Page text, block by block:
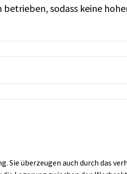
so­dass kei­ne
Sie überzeugen auch durch das